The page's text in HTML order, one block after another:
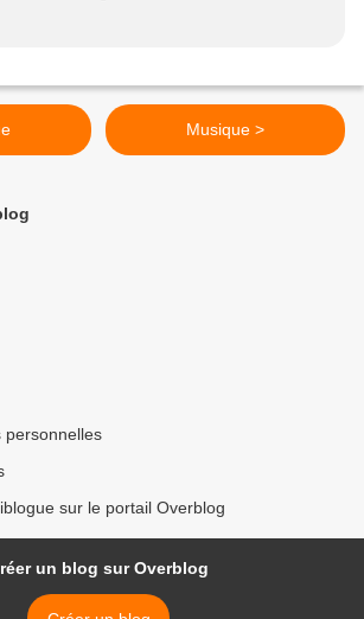
Musique >
personnelles
sur le portail Overblog
un blog sur Overblog